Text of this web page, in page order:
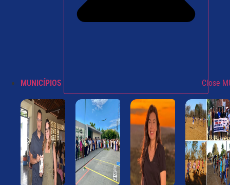
MUNICÍPIOS Close